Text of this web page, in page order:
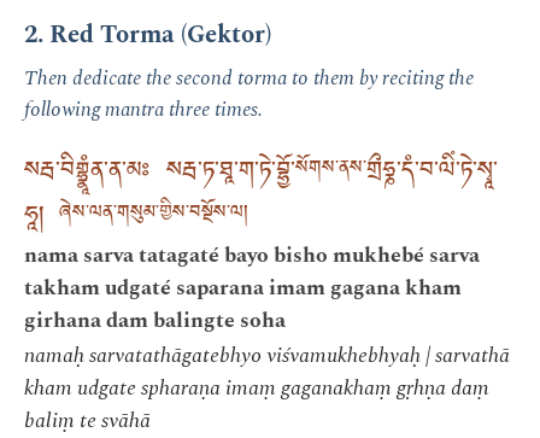
2. Red Torma (Gektor)
Then dedicate the second torma to them by reciting the
following mantra three times.
སརྦ་བིགྷྣཱཾན་ན་མཿ སརྦ་ཏ་ཐཱ་ག་ཏེ་བྷྱོ་སོགས་ནས་གྲྀཧྞ་དཾ་བ་ལིཾ་ཏེ་སྭཱ་
ཧཱ། ཞེས་ལན་གསུམ་གྱིས་བསྔོས་ལ།
nama sarva tatagaté bayo bisho mukhebé sarva
takham udgaté saparana imam gagana kham
girhana dam balingte soha
namaḥ sarvatathāgatebhyo viśvamukhebhyaḥ | sarvathā
kham udgate spharaṇa imaṃ gaganakhaṃ gṛhṇa daṃ
baliṃ te svāhā